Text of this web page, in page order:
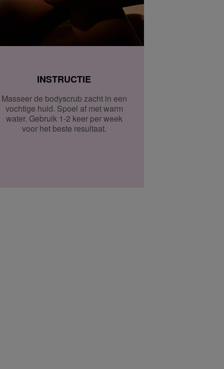
INSTRUCTIE
Masseer de bodyscrub zacht in een
vochtige huid. Spoel af met warm
water. Gebruik 1-2 keer per week
voor het beste resultaat.